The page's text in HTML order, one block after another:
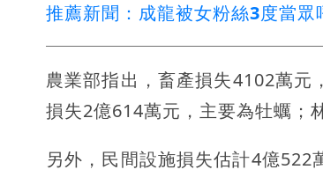
推薦新聞：成龍被女粉絲3度當
農業部指出，畜產損失4102萬元
損失2億614萬元，主要為牡蠣；
另外，民間設施損失估計4億